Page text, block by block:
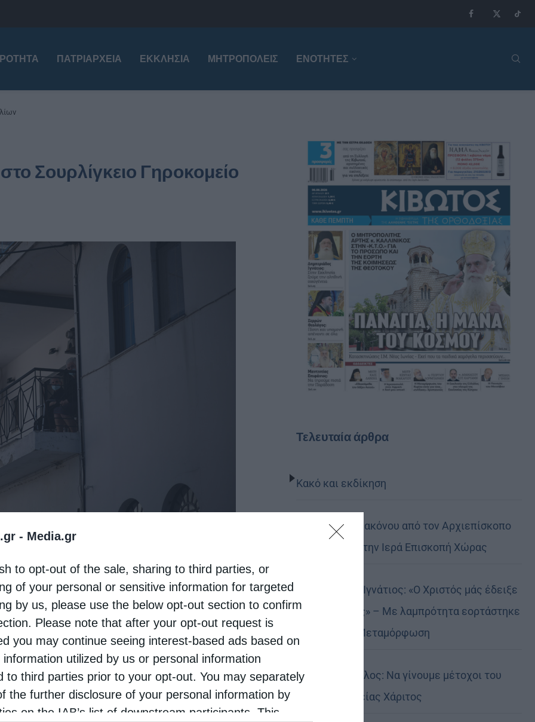
- Media.gr
to opt-out of the sale, sharing to third parties, or
of your personal or sensitive information for targeted
by us, please use the below opt-out section to confirm
Please note that after your opt-out request is
you may continue seeing interest-based ads based on
information utilized by us or personal information
to third parties prior to your opt-out. You may separately
the further disclosure of your personal information by
on the IAB’s list of downstream participants. This
ΠΑΤΡΙΑΡΧΕΊΑ ΕΚΚΛΗΣΊΑ ΜΗΤΡΟΠΌΛΕΙΣ ΕΝΟΤΗΤΕΣ
Σουρλίγκειο Γηροκομείο
ξεκινά στο Σουρλίγκειο Γηροκομείο
συγκροτήματος.
μερικών τμημάτων της εξωτερικής τοιχοποιίας,
τμημάτων της παλαιάς στέγης, την
στέγης στην πλάκα του 1ου ορόφου, τον
κατασκευή ξύλινης πέργκολας στο δώμα του 1ου
εγκαταστάσεων στις όψεις του κτιρίου και
Τελευταία άρθρα
Κακό και εκδίκηση
Χειροτονία Διακόνου από τον Αρχιεπίσκοπο
Αυστραλίας στην Ιερά Επισκοπή Χώρας
Δημητριάδος Ιγνάτιος: «Ο Χριστός μάς έδειξε
το μέλλον μας» – Με λαμπρότητα εορτάστηκε
στον Βόλο η Μεταμόρφωση
Κορίνθου Παύλος: Να γίνουμε μέτοχοι του
φωτός της Θείας Χάριτος